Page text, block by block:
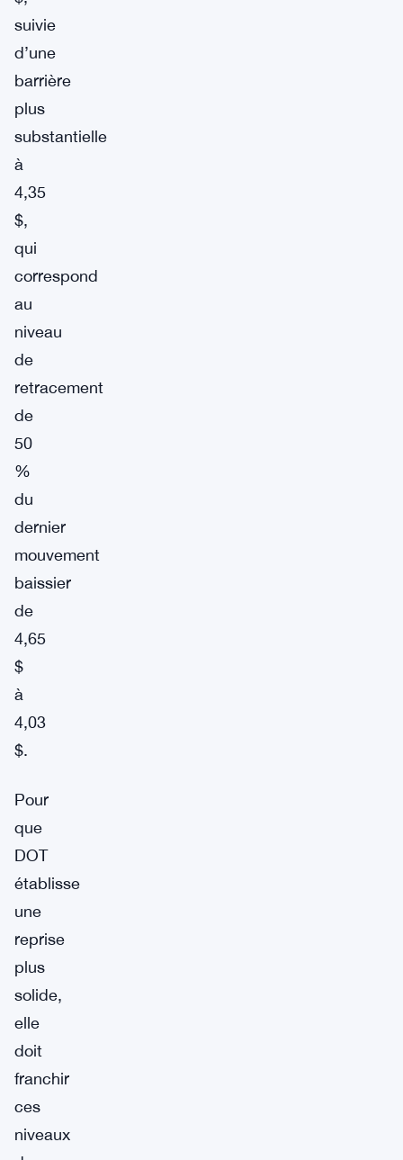
suivie
d’une
barrière
plus
substantielle
à
4,35
$,
qui
correspond
au
niveau
de
retracement
de
50
%
du
dernier
mouvement
baissier
de
4,65
$
à
4,03
$.
Pour
que
DOT
établisse
une
reprise
plus
solide,
elle
doit
franchir
ces
niveaux